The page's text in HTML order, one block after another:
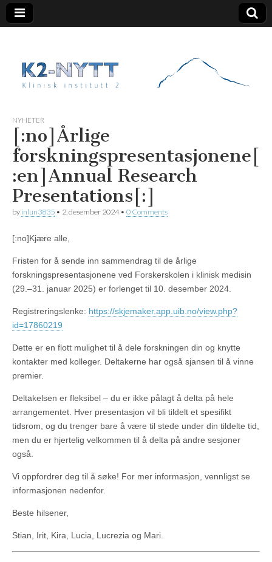
K2 Nytt
NYHETER
[:no]Årlige
forskningspresentasjonene[
:en]Annual Research
Presentations[:]
by inlun3835 • 2. desember 2024• 0 Comments
[:no]Kjære alle,
Fristen for å sende inn sammendrag til de årlige
forskningspresentasjonene ved Forskerskolen i klinisk medisin
(29.–31. januar 2025) er forlenget til 10. desember 2024.
Registreringslenke: https://skjemaker.app.uib.no/view.php?
id=17860219
Dette er en flott mulighet til å dele forskningen din og knytte
kontakter med kolleger. Deltakerne har også sjansen til å vinne
premier.
Deltakelsen er fleksibel – du er ikke pålagt å delta på hele
arrangementet. Hver presentasjon vil bli tildelt et spesifikt
tidsrom, og du trenger bare å være til stede under din tildelte tid,
men du er hjertelig velkommen til å delta på andre sesjoner
også.
Vi oppfordrer deg til å søke! For mer informasjon, vennligst se
informasjonen nedenfor.
Beste hilsener,
Stian, Irit, Kira, Lucia, Lucrezia og Mari.